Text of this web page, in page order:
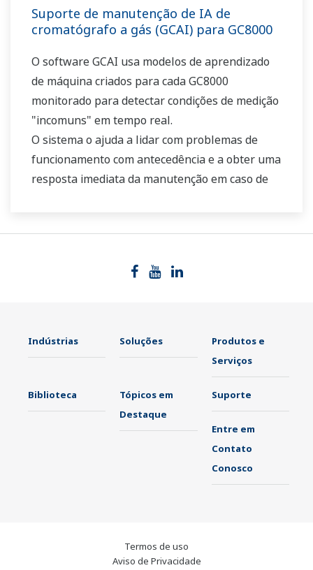
Suporte de manutenção de IA de
cromatógrafo a gás (GCAI) para GC8000
O software GCAI usa modelos de aprendizado
de máquina criados para cada GC8000
monitorado para detectar condições de medição
"incomuns" em tempo real.
O sistema o ajuda a lidar com problemas de
funcionamento com antecedência e a obter uma
resposta imediata da manutenção em caso de
necessidade de configuração.
Indústrias Soluções
Produtos e
Serviços
Biblioteca
Tópicos em
Destaque
Suporte
Entre em
Contato
Conosco
Termos de uso
Aviso de Privacidade